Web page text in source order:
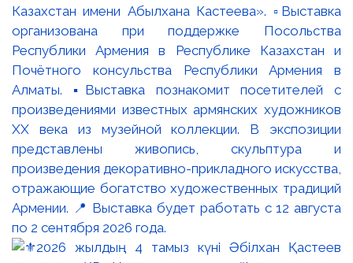
Казахстан имени Абылхана Кастеева». ▫️Выставка
организована при поддержке Посольства
Республики Армения в Республике Казахстан и
Почётного консульства Республики Армения в
Алматы. ▪️Выставка познакомит посетителей с
произведениями известных армянских художников
XX века из музейной коллекции. В экспозиции
представлены живопись, скульптура и
произведения декоративно-прикладного искусства,
отражающие богатство художественных традиций
Армении. 📍 Выставка будет работать с 12 августа
по 2 сентября 2026 года.